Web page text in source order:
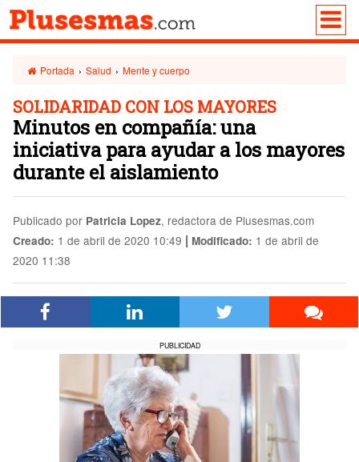
Portada › Salud › Mente y cuerpo
SOLIDARIDAD CON LOS MAYORES
Minutos en compañía: una
iniciativa para ayudar a los mayores
durante el aislamiento
Publicado por Patricia Lopez, redactora de Plusesmas.com
Creado: 1 de abril de 2020 10:49 | Modificado: 1 de abril de
2020 11:38
PUBLICIDAD